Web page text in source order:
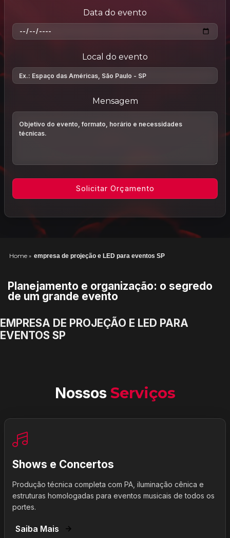
Data do evento
Local do evento
Mensagem
Home » empresa de projeção e LED para eventos SP
Planejamento e organização: o segredo
de um grande evento
EMPRESA DE PROJEÇÃO E LED PARA
EVENTOS SP
Nossos Serviços
Shows e Concertos
Produção técnica completa com PA, iluminação cênica e
estruturas homologadas para eventos musicais de todos os
portes.
Saiba Mais